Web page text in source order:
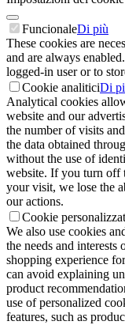
FuncionaleDi più
These cookies are
and are always
logged-in user or to
Cookie analiticiDi
Analytical cookies
website and our
the number of visits
the data obtained
without the use of
website. If you turn off
your visit, we lose the
our actions.
Cookie
We also use cookies
the needs and interests
shopping experience
can avoid explaining
product
use of personalized
features, such as